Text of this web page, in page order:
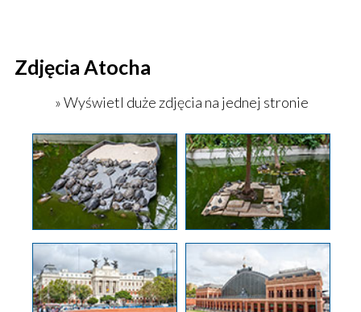
Zdjęcia Atocha
» Wyświetl duże zdjęcia na jednej stronie